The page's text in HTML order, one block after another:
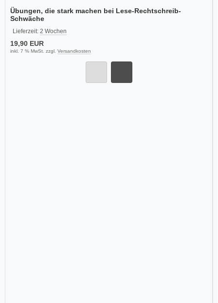
Übungen, die stark machen bei Lese-Rechtschreib-
Schwäche
Lieferzeit: 2 Wochen
19,90 EUR
inkl. 7 % MwSt. zzgl. Versandkosten